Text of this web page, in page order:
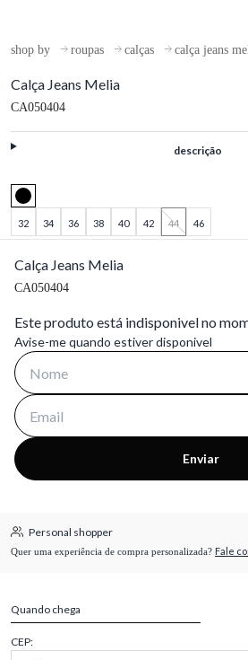
shop by roupas calças calça jeans
Calça Jeans Melia
CA050404
descrição
32 34 36 38 40 42 44
46
Calça Jeans Melia
CA050404
Este produto está indisponivel no
Avise-me quando estiver disponivel
Enviar
Personal shopper
Quer uma experiência de compra personalizada? Fale
Quando chega
CEP: